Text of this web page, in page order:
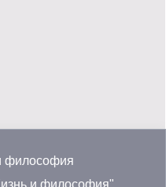
философия
и философия"